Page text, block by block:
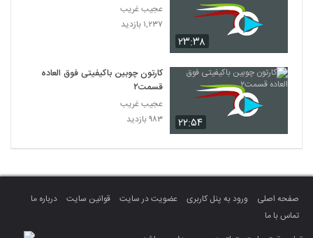
۲۳:۳۸
عجیب غریب
۱,۲۳۷ بازدید
۲۲:۵۴
کارتون چوبین باکیفیتی فوق العاده
قسمت۲
عجیب غریب
۹۸۳ بازدید
صفحه اصلی ورود به پنل کاربری عضویت در سایت قوانین سایت
درباره ما
تماس با ما